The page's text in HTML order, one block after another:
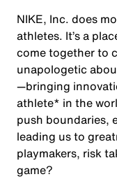
NIKE, Inc. does
athletes. It’s a
come together to
unapologetic
—bringing
athlete* in the
push boundaries,
leading us to
playmakers, risk
game?